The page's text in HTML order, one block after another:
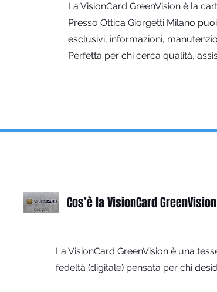
La VisionCard GreenVision è la
Presso Ottica Giorgetti Milano
esclusivi, informazioni,
Perfetta per chi cerca qualità,
Cos’è la VisionCard GreenVision
La VisionCard GreenVision è una
fedeltà (digitale) pensata per chi